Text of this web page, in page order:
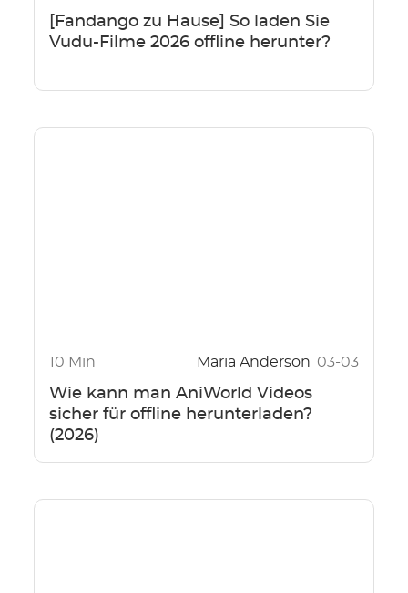
[Fandango zu Hause] So laden Sie
Vudu-Filme 2026 offline herunter?
10 Min Maria Anderson 03-03
Wie kann man AniWorld Videos
sicher für offline herunterladen?
(2026)